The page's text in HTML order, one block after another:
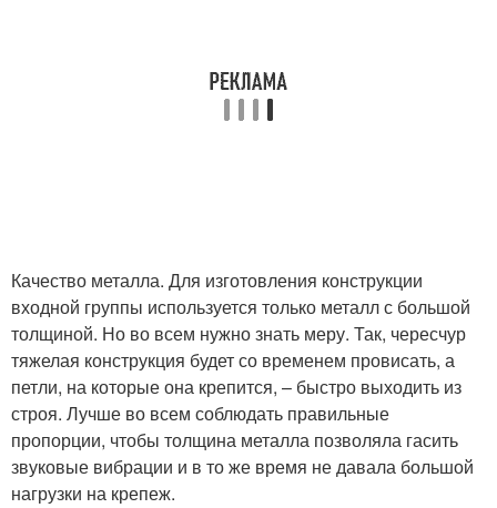
Качество металла. Для изготовления конструкции
входной группы используется только металл с большой
толщиной. Но во всем нужно знать меру. Так, чересчур
тяжелая конструкция будет со временем провисать, а
петли, на которые она крепится, – быстро выходить из
строя. Лучше во всем соблюдать правильные
пропорции, чтобы толщина металла позволяла гасить
звуковые вибрации и в то же время не давала большой
нагрузки на крепеж.